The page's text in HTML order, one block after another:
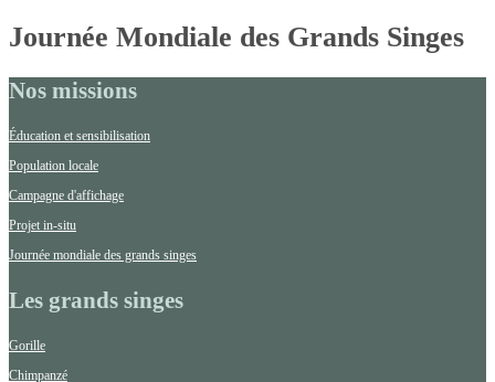
Journée Mondiale des Grands Singes
Nos missions
Éducation et sensibilisation
Population locale
Campagne d'affichage
Projet in-situ
Journée mondiale des grands singes
Les grands singes
Gorille
Chimpanzé